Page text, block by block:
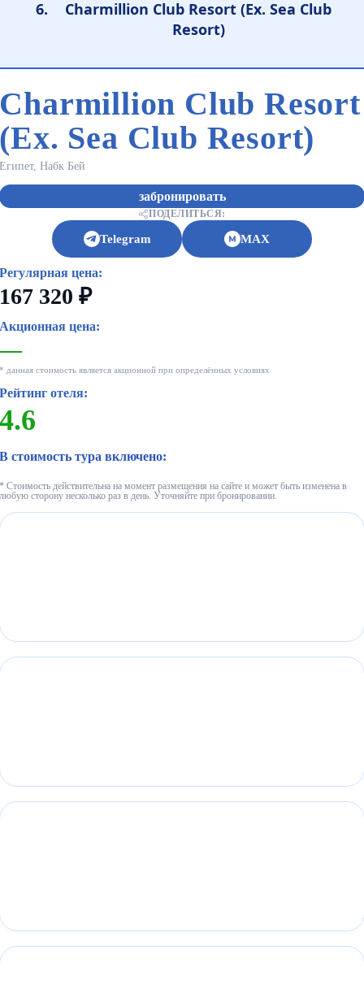
Charmillion Club Resort (Ex. Sea Club
Resort)
Charmillion Club Resort
(Ex. Sea Club Resort)
Египет, Набк Бей
забронировать
ПОДЕЛИТЬСЯ:
Telegram MAX
Регулярная цена:
167 320 ₽
Акционная цена:
—
* данная стоимость является акционной при определённых условиях
Рейтинг отеля:
4.6
В стоимость тура включено:
* Стоимость действительна на момент размещения на сайте и может быть изменена в
любую сторону несколько раз в день. Уточняйте при бронировании.